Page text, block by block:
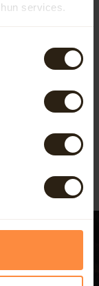
services.